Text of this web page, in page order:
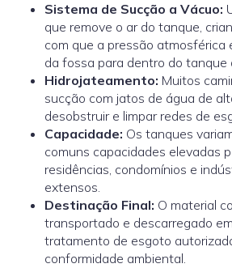
Sistema de Sucção a Vácuo:
que remove o ar do tanque,
com que a pressão atmosférica
da fossa para dentro do tanque
Hidrojateamento: Muitos
sucção com jatos de água de
desobstruir e limpar redes de
Capacidade: Os tanques
comuns capacidades elevadas
residências, condomínios e
extensos.
Destinação Final: O material
transportado e descarregado
tratamento de esgoto
conformidade ambiental.